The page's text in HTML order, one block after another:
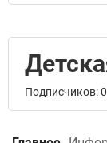
Подписчиков: